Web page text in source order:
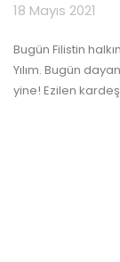
18 Mayıs 2021
Bugün Filistin
Yılım. Bugün
yine! Ezilen kardeş